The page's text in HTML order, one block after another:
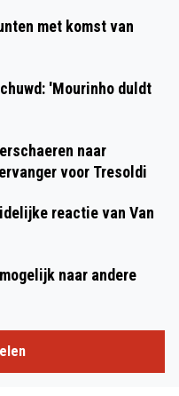
met komst van
'Mourinho duldt
naar
voor Tresoldi
reactie van Van
naar andere